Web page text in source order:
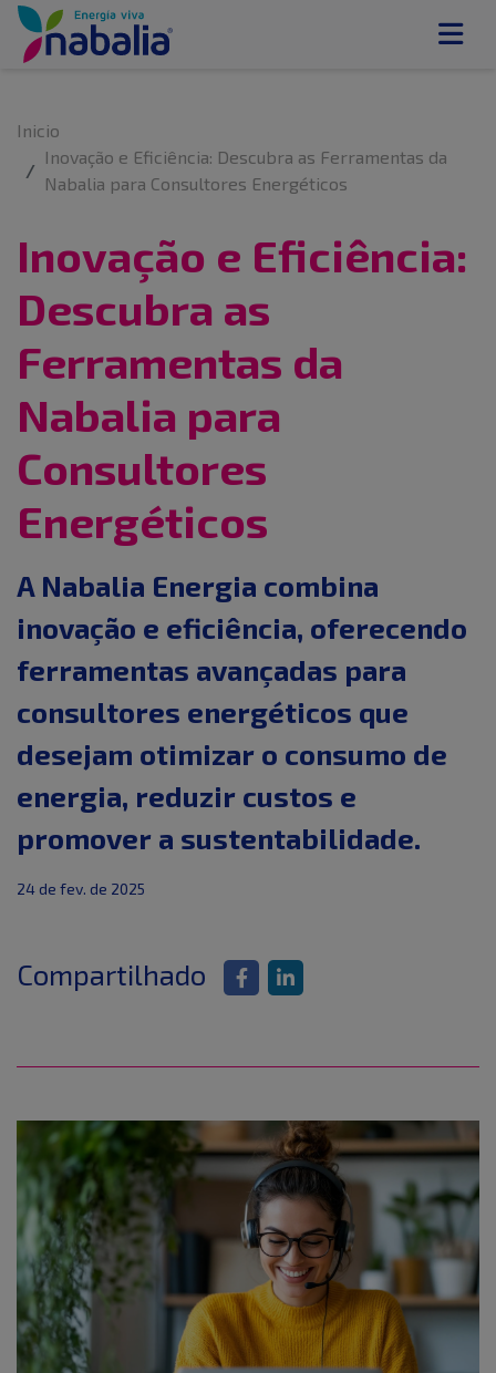
Inicio
Inovação e Eficiência: Descubra as Ferramentas da
Nabalia para Consultores Energéticos
Inovação e Eficiência:
Descubra as
Ferramentas da
Nabalia para
Consultores
Energéticos
A Nabalia Energia combina
inovação e eficiência, oferecendo
ferramentas avançadas para
consultores energéticos que
desejam otimizar o consumo de
energia, reduzir custos e
promover a sustentabilidade.
24 de fev. de 2025
Compartilhado